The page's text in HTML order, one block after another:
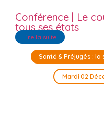
Conférence | Le
tous ses états
Lire la suite
Santé & Préjugés : la
Mardi 02